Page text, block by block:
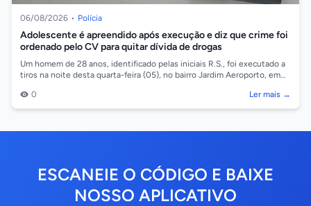
06/08/2026 • Polícia
Adolescente é apreendido após execução e diz que crime foi
ordenado pelo CV para quitar dívida de drogas
Um homem de 28 anos, identificado pelas iniciais R.S., foi executado a
tiros na noite desta quarta-feira (05), no bairro Jardim Aeroporto, em
0
Ler mais →
ESCANEIE O CÓDIGO E BAIXE
NOSSO APLICATIVO